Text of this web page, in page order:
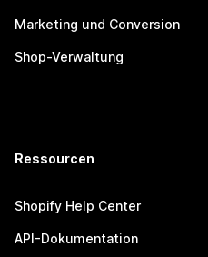
Marketing und Conversion
Shop-Verwaltung
Ressourcen
Shopify Help Center
API-Dokumentation